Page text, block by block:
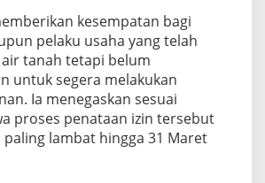
kesempatan bagi
pelaku usaha yang telah
tanah tetapi belum
untuk segera melakukan
Ia menegaskan sesuai
proses penataan izin tersebut
lambat hingga 31 Maret